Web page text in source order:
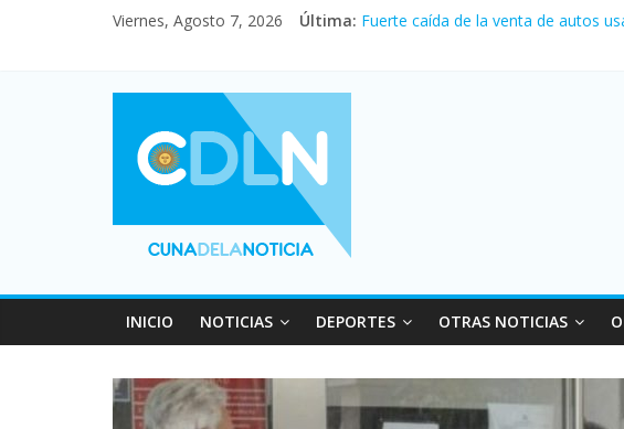
Viernes, Agosto 7, 2026 Última: Fuerte caída de la venta de autos
Desde que asumió Milei cerraron
Vacaciones de invierno con más
INICIO NOTICIAS DEPORTES OTRAS NOTICIAS